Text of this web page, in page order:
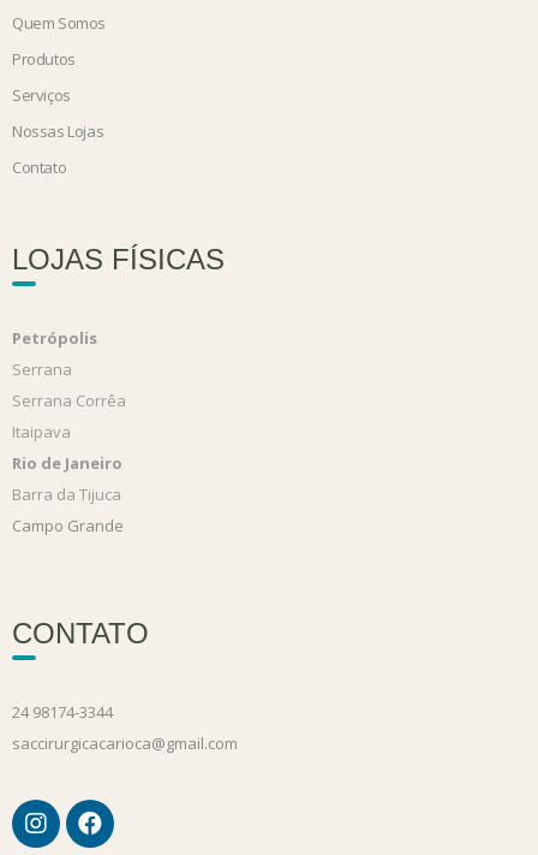
Quem Somos
Produtos
Serviços
Nossas Lojas
Contato
LOJAS FÍSICAS
Petrópolis
Serrana
Serrana Corrêa
Itaipava
Rio de Janeiro
Barra da Tijuca
Campo Grande
CONTATO
24 98174-3344
saccirurgicacarioca@gmail.com